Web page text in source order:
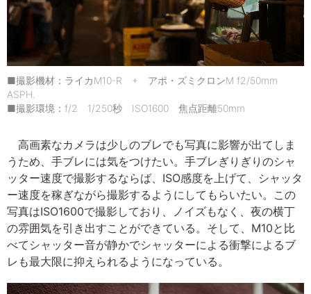
■撮影機材：ライカM10-R + アポ・ズミクロンM f2/50mm
ASPH.
■撮影環境：f/2 1/250秒 ISO1600 焦点距離50mm
高画素なカメラは少しのブレでも写真に影響が出てしま
うため、手ブレには気をつけたい。手ブレぎりぎりのシャ
ッター速度で撮影するならば、ISO感度を上げて、シャッタ
ー速度を稼ぎながら撮影するようにしてもらいたい。この
写真はISO1600で撮影しており、ノイズもなく、夜の横丁
の雰囲気を引き出すことができている。そして、M10と比
べてシャッター音が静かでシャッターによる衝撃によるブ
レも最大限に抑えられるようになっている。